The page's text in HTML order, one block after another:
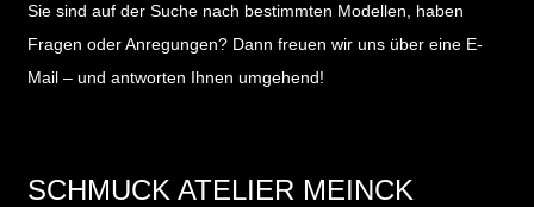
Sie sind auf der Suche nach bestimmten Modellen, haben
Fragen oder Anregungen? Dann freuen wir uns über eine E-
Mail – und antworten Ihnen umgehend!
SCHMUCK ATELIER MEINCK